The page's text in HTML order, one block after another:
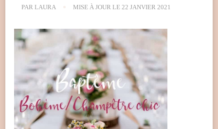
PAR LAURA MISE À JOUR LE 22 JANVIER 2021